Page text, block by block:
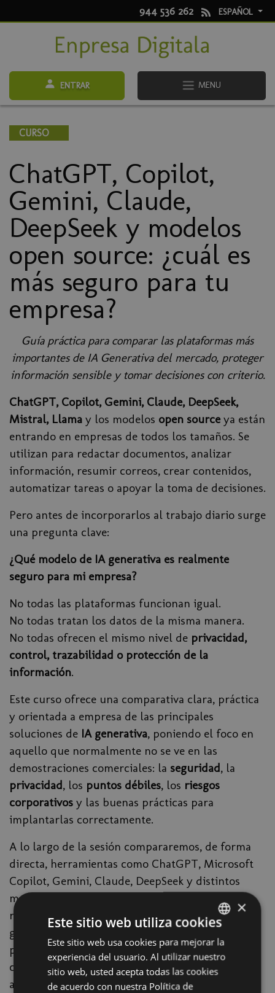
944 536 262 ESPAÑOL
ENTRAR MENU
CURSO
ChatGPT, Copilot,
Gemini, Claude,
DeepSeek y modelos
open source: ¿cuál es
más seguro para tu
empresa?
Guía práctica para comparar las plataformas más
importantes de IA Generativa del mercado, proteger
información sensible y tomar decisiones con criterio.
ChatGPT, Copilot, Gemini, Claude, DeepSeek,
Mistral, Llama y los modelos open sourceya están
entrando en empresas de todos los tamaños. Se
utilizan para redactar documentos, analizar
información, resumir correos, crear contenidos,
automatizar tareas o apoyar la toma de decisiones.
Pero antes de incorporarlos al trabajo diario surge
una pregunta clave:
¿Qué modelo de IA generativa es realmente
seguro para mi empresa?
No todas las plataformas funcionan igual.
No todas tratan los datos de la misma manera.
No todas ofrecen el mismo nivel de privacidad,
control, trazabilidad o protección de la
información.
Este curso ofrece una comparativa clara, práctica
y orientada a empresa de las principales
soluciones de IA generativa, poniendo el foco en
aquello que normalmente no se ve en las
demostraciones comerciales: la seguridad, la
privacidad, los puntos débiles, los riesgos
corporativos y las buenas prácticas para
implantarlas correctamente.
A lo largo de la sesión compararemos, de forma
directa, herramientas como ChatGPT, Microsoft
Copilot, Gemini, Claude, DeepSeek y distintos
modelos open source para entender qué ocurre
realmente con los datos que introducimos, qué
garantías ofrece cada plataforma, qué riesgos
puede generar su uso en la organización y qué
criterios debemos tener en cuenta antes de
adoptarlas.
SPANISH
BASQUE
×
Este sitio web utiliza cookies
Este sitio web usa cookies para mejorar la
experiencia del usuario. Al utilizar nuestro
sitio web, usted acepta todas las cookies
de acuerdo con nuestra Política de